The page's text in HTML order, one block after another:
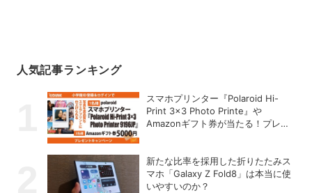
人気記事ランキング
スマホプリンター『Polaroid Hi-
Print 3×3 Photo Printe』や
Amazonギフト券が当たる！プレゼ
新たな比率を採用した折りたたみス
マホ「Galaxy Z Fold8」は本当に使
いやすいのか？